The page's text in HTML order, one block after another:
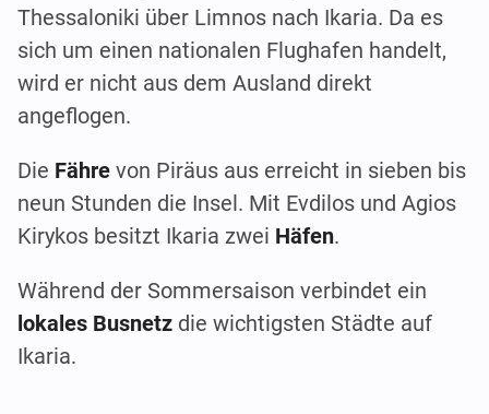
Thessaloniki über Limnos nach Ikaria. Da es
sich um einen nationalen Flughafen handelt,
wird er nicht aus dem Ausland direkt
angeflogen.
Die Fähre von Piräus aus erreicht in sieben bis
neun Stunden die Insel. Mit Evdilos und Agios
Kirykos besitzt Ikaria zwei Häfen.
Während der Sommersaison verbindet ein
lokales Busnetz die wichtigsten Städte auf
Ikaria.